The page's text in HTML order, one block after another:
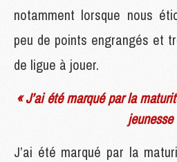
notamment lorsque nous
peu de points engrangés et
de ligue à jouer.
« J’ai été marqué par la
jeunesse
J’ai été marqué par la